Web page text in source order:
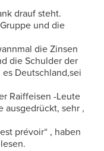
drauf steht.
und die
die Zinsen
die Schulder der
Deutschland,sei
Raiffeisen -Leute
ausgedrückt, sehr ,
prévoir“ , haben